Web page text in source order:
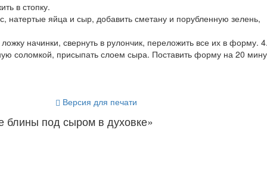
в стопку.
натертые яйца и сыр, добавить сметану и порубленную зелень,
начинки, свернуть в рулончик, переложить все их в форму.
соломкой, присыпать слоем сыра. Поставить форму на 20
Версия для печати
блины под сыром в духовке»